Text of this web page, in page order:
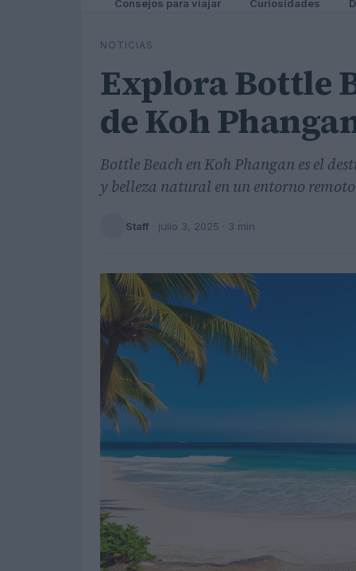
Consejos para viajar Curiosidades
NOTICIAS
Explora Bottle
de Koh
Bottle Beach en Koh Phangan es el
y belleza natural en un entorno
Staff · julio 3, 2025 · 3 min